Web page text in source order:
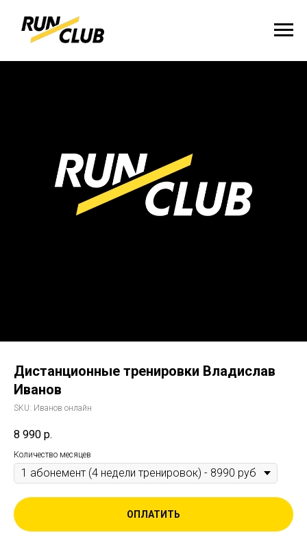
Дистанционные тренировки Владислав
Иванов
SKU: Иванов онлайн
8 990 р.
Количество месяцев
ОПЛАТИТЬ